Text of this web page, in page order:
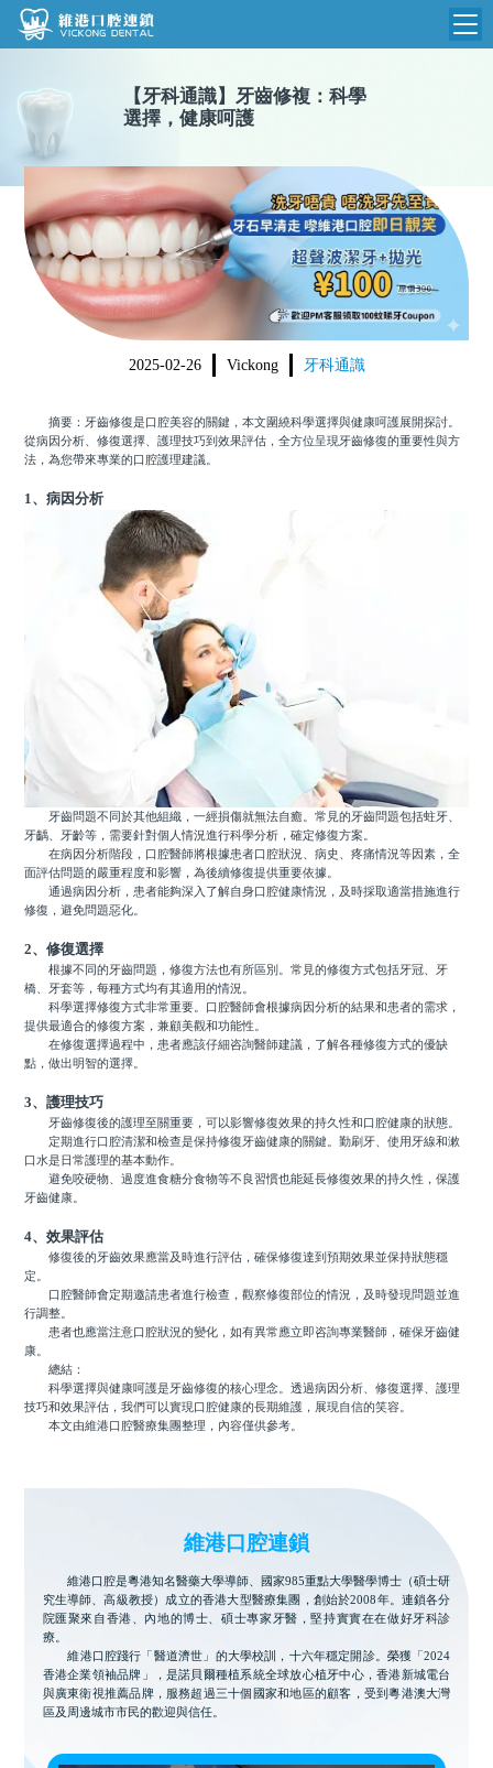
維港首頁
品牌介紹
環境設備
醫院新聞
收費標準
N
收費總表
植牙收費
根管收費
美學收費
箍牙收費
醫生團隊
門診時間
【 牙科通識】
牙齒修複：科學
選擇，健康呵護
2025-02-26 Vickong 牙科通識
摘要：牙齒修復是口腔美容的關鍵，本文圍繞科學選擇與健康呵護展開探討。
從病因分析、修復選擇、護理技巧到效果評估，全方位呈現牙齒修復的重要性與方
法，為您帶來專業的口腔護理建議。
1、病因分析
牙齒問題不同於其他組織，一經損傷就無法自癒。常見的牙齒問題包括蛀牙、
牙齲、牙齡等，需要針對個人情況進行科學分析，確定修復方案。
在病因分析階段，口腔醫師將根據患者口腔狀況、病史、疼痛情況等因素，全
面評估問題的嚴重程度和影響，為後續修復提供重要依據。
通過病因分析，患者能夠深入了解自身口腔健康情況，及時採取適當措施進行
修復，避免問題惡化。
2、修復選擇
根據不同的牙齒問題，修復方法也有所區別。常見的修復方式包括牙冠、牙
橋、牙套等，每種方式均有其適用的情況。
科學選擇修復方式非常重要。口腔醫師會根據病因分析的結果和患者的需求，
提供最適合的修復方案，兼顧美觀和功能性。
在修復選擇過程中，患者應該仔細咨詢醫師建議，了解各種修復方式的優缺
點，做出明智的選擇。
3、護理技巧
牙齒修復後的護理至關重要，可以影響修復效果的持久性和口腔健康的狀態。
定期進行口腔清潔和檢查是保持修復牙齒健康的關鍵。勤刷牙、使用牙線和漱
口水是日常護理的基本動作。
避免咬硬物、過度進食糖分食物等不良習慣也能延長修復效果的持久性，保護
牙齒健康。
4、效果評估
修復後的牙齒效果應當及時進行評估，確保修復達到預期效果並保持狀態穩
定。
口腔醫師會定期邀請患者進行檢查，觀察修復部位的情況，及時發現問題並進
行調整。
患者也應當注意口腔狀況的變化，如有異常應立即咨詢專業醫師，確保牙齒健
康。
總結：
科學選擇與健康呵護是牙齒修復的核心理念。透過病因分析、修復選擇、護理
技巧和效果評估，我們可以實現口腔健康的長期維護，展現自信的笑容。
本文由維港口腔醫療集團整理，內容僅供參考。
維港口腔連鎖
維港口腔是粵港知名醫藥大學導師、國家985重點大學醫學博士（碩士研
究生導師、高級教授）成立的香港大型醫療集團，創始於2008年。連鎖各分
院匯聚來自香港、內地的博士、碩士專家牙醫，堅持實實在在做好牙科診
療。
維港口腔踐行「醫道濟世」的大學校訓，十六年穩定開診。榮獲「2024
香港企業領袖品牌」，是諾貝爾種植系統全球放心植牙中心，香港新城電台
與廣東衛視推薦品牌，服務超過三十個國家和地區的顧客，受到粵港澳大灣
區及周邊城市市民的歡迎與信任。